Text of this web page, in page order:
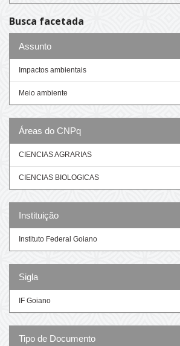
Busca facetada
Assunto
Impactos ambientais
Meio ambiente
Áreas do CNPq
CIENCIAS AGRARIAS
CIENCIAS BIOLOGICAS
Instituição
Instituto Federal Goiano
Sigla
IF Goiano
Tipo de Documento